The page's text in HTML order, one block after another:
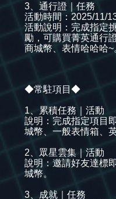
3、通行證｜任務
活動時間：2025/11/
活動說明：完成指定
勵，可購買菁英通行
商城幣、表情哈哈哈~
◆常駐項目◆
1、累積任務｜活動
說明：完成指定項目
城幣、一般表情箱、
2、眾星雲集｜活動
說明：邀請好友達標
城幣。
3、成就｜任務